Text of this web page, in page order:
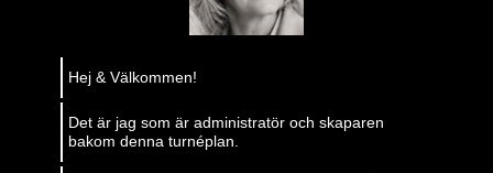
Hej & Välkommen!
Det är jag som är administratör och skaparen
bakom denna turnéplan.